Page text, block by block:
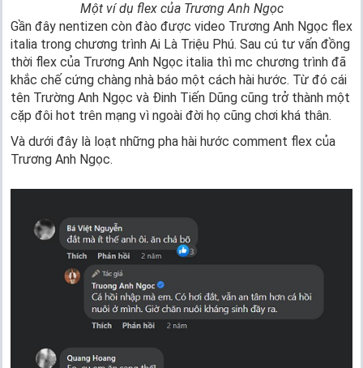
Một ví dụ flex của Trương Anh Ngọc
Gần đây nentizen còn đào được video Trương Anh Ngọc flex
italia trong chương trình Ai Là Triệu Phú. Sau cú tư vấn đồng
thời flex của Trương Anh Ngọc italia thì mc chương trình đã
khắc chế cứng chàng nhà báo một cách hài hước. Từ đó cái
tên Trường Anh Ngọc và Đinh Tiến Dũng cũng trở thành một
cặp đôi hot trên mạng vì ngoài đời họ cũng chơi khá thân.
Và dưới đây là loạt những pha hài hước comment flex của
Trương Anh Ngọc.